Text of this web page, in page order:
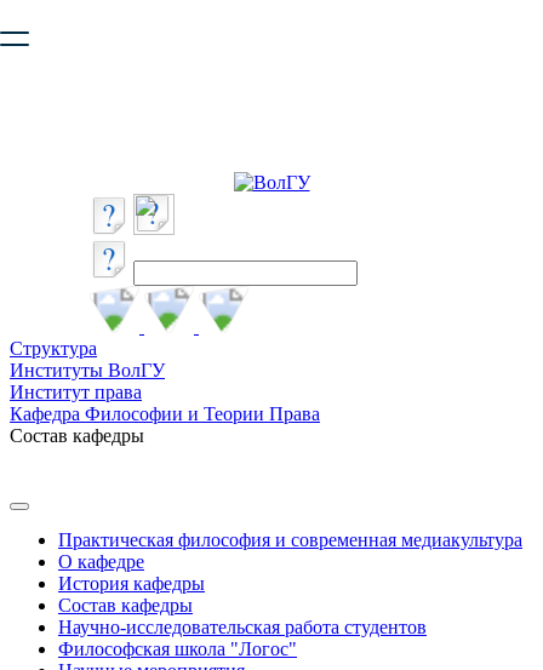
безопасную работу с сайтом. Пожалуйста
Структура
Институты ВолГУ
Институт права
Кафедра Философии и Теории Права
Состав кафедры
Практическая философия и современная медиакультура
О кафедре
История кафедры
Состав кафедры
Научно-исследовательская работа студентов
Философская школа "Логос"